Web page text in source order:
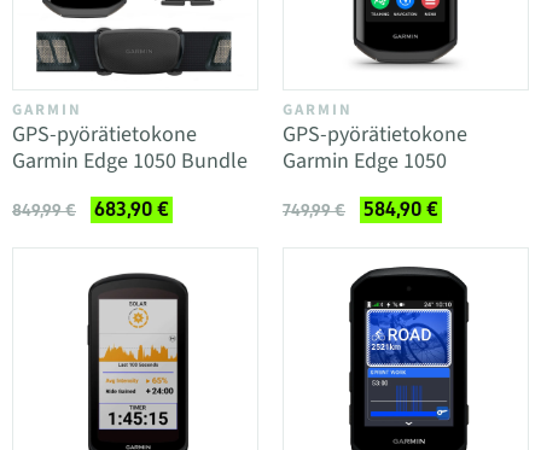
GARMIN
GPS-pyörätietokone
Garmin Edge 1050 Bundle
849,99 € 683,90 €
GARMIN
GPS-pyörätietokone
Garmin Edge 1050
749,99 € 584,90 €